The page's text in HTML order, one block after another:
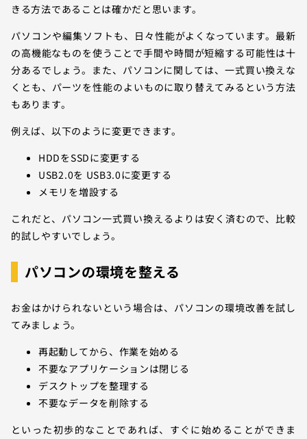
きる方法であることは確かだと思います。
パソコンや編集ソフトも、日々性能がよくなっています。最新
の高機能なものを使うことで手間や時間が短縮する可能性は十
分あるでしょう。また、パソコンに関しては、一式買い換えな
くとも、パーツを性能のよいものに取り替えてみるという方法
もあります。
例えば、以下のように変更できます。
HDDをSSDに変更する
USB2.0を USB3.0に変更する
メモリを増設する
これだと、パソコン一式買い換えるよりは安く済むので、比較
的試しやすいでしょう。
パソコンの環境を整える
お金はかけられないという場合は、パソコンの環境改善を試し
てみましょう。
再起動してから、作業を始める
不要なアプリケーションは閉じる
デスクトップを整理する
不要なデータを削除する
といった初歩的なことであれば、すぐに始めることができま